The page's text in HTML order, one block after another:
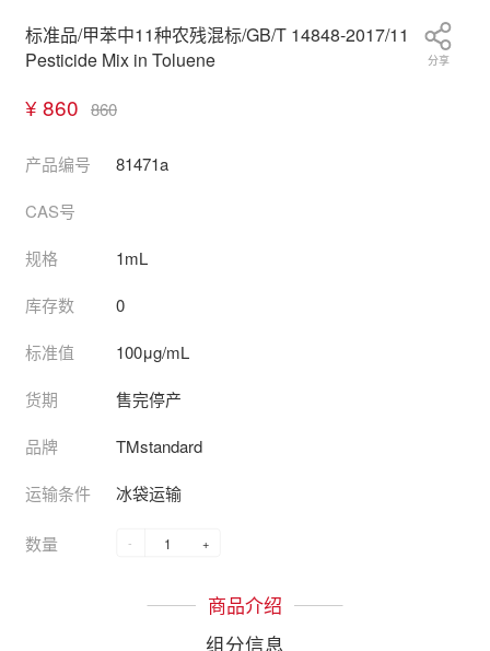
标准品/甲苯中11种农残混标/GB/T 14848-2017/11
Pesticide Mix in Toluene
¥ 860 860
分享
产品编号 81471a
CAS号
规格 1mL
库存数 0
标准值 100μg/mL
货期 售完停产
品牌 TMstandard
运输条件 冰袋运输
数量 - +
商品介绍
组分信息